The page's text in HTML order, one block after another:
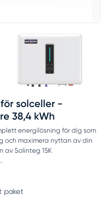
solceller -
38,4 kWh
energilösning för dig som
och maximera nyttan av din
av Solinteg 15K
paket